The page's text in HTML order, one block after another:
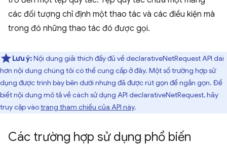
các đối tượng chỉ định một thao tác và các điều kiện mà
trong đó những thao tác đó được gọi.
Lưu ý:Nội dung giải thích đầy đủ về declarativeNetRequest API dài
hơn nội dung chúng tôi có thể cung cấp ở đây. Một số trường hợp sử
dụng được trình bày bên dưới nhưng đã được rút gọn để ngắn gọn. Để
biết nội dung mô tả về cách sử dụng API declarativeNetRequest, hãy
truy cập vàotrang tham chiếu của API này.
Các trường hợp sử dụng phổ biến